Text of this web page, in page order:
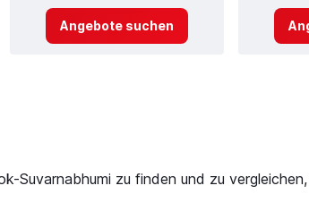
Angebote suchen
Suvarnabhumi zu finden und zu